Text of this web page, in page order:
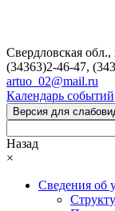
Свердловская
(34363)2-46-47,
artuo_02@mail.ru
Календарь событий
Версия для
Назад
×
Сведения об